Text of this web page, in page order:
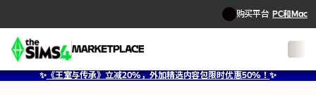
购买平台 PC和Mac
✨《王室与传承》立减20%，外加精选内容包限时优惠50%！✨